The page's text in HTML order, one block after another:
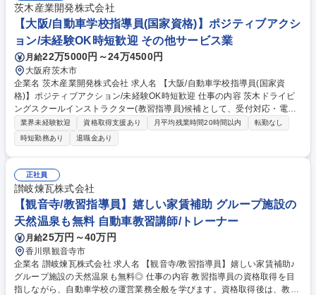
茨木産業開発株式会社
【大阪/自動車学校指導員(国家資格)】ポジティブアクシ
ョン/未経験OK時短歓迎 その他サービス業
月給22万5000円～24万4500円
大阪府茨木市
企業名 茨木産業開発株式会社 求人名 【大阪/自動車学校指導員(国家資
格)】ポジティブアクション/未経験OK時短歓迎 仕事の内容 茨木ドライビ
ングスクールインストラクター(教習指導員)候補として、受付対応・電話
対応・講習補助をお任せします。資格取得後(半年目安)は教習生への指導
が始まります。資格取得にかかる費用は会社負担です。 【実は国家資格！
教習指導員とは？】自動車教習所で運転免許取得を目指す教習生に対し
て、安全運転に必要な技術や知識を教える専門職です。 ★収入を得ながら
国家資格の取得を目指せる：資格取得のサポートも充実＆資格取得後に正
社員登用(登用実績9割以上！) ★教えること・接客が好きな方におすす
め：ただ運転技術を磨くだけではなく、生徒の方々と日々コミュニケーシ
ョンを取るお仕事です 募集職種 【大阪/自動車学校指導員(国家資格)】ポ
ジティブアクション/未経験OK時短歓迎
業界未経験歓迎 資格取得支援あり 月平均残業時間20時間以内
転勤なし
時短勤務あり
退職金あり
正社員
讃岐煉瓦株式会社
【観音寺/教習指導員】嬉しい家賃補助 グループ施設の
天然温泉も無料 自動車教習講師/トレーナー
月給25万円～40万円
香川県観音寺市
企業名 讃岐煉瓦株式会社 求人名 【観音寺/教習指導員】嬉しい家賃補助♪
グループ施設の天然温泉も無料◎ 仕事の内容 教習指導員の資格取得を目
指しながら、自動車学校の運営業務全般を学びます。資格取得後は、教習